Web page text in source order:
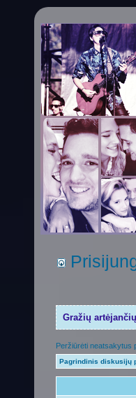
Gražių
Peržiūrėti neatsakytus
Pagrindinis diskusijų